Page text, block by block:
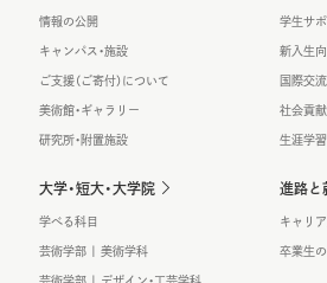
情報の公開
キャンパス・施設
ご支援（ご寄付）について
美術館・ギャラリー
研究所・附置施設
学生サ
新入生
国際交流
社会貢献
生涯学
大学・短大・大学院
学べる科目
芸術学部 | 美術学科
進路と
キャリ
卒業生